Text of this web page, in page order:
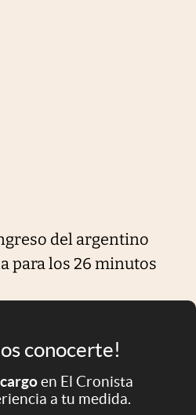
del argentino
para los 26 minutos
conocerte!
en El Cronista
a tu medida.